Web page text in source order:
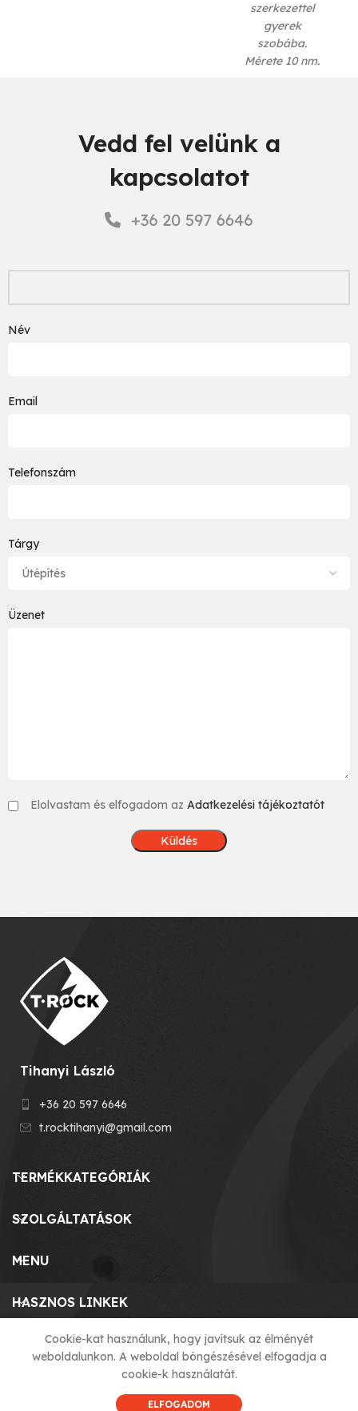
szerkezettel
gyerek
szobába.
Mérete 10 nm.
Vedd fel velünk a
kapcsolatot
Név
Email
Telefonszám
Tárgy
Üzenet
Elolvastam és elfogadom azAdatkezelési tájékoztatót
Tihanyi László
+36 20 597 6646
t.rocktihanyi@gmail.com
TERMÉKKATEGÓRIÁK
SZOLGÁLTATÁSOK
MENU
HASZNOS LINKEK
© 2023 T-ROCK KFT. made by
Cookie-kat használunk, hogy javítsuk az élményét
weboldalunkon. A weboldal böngészésével elfogadja a
cookie-k használatát.
ELFOGADOM